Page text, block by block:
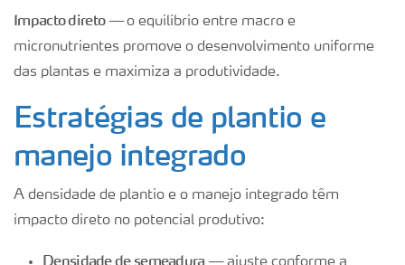
Impacto direto —o equilíbrio entre macro e
micronutrientes promove o desenvolvimento uniforme
das plantas e maximiza a produtividade.
Estratégias de plantio e
manejo integrado
A densidade de plantio e o manejo integrado têm
impacto direto no potencial produtivo:
Densidade de semeadura —